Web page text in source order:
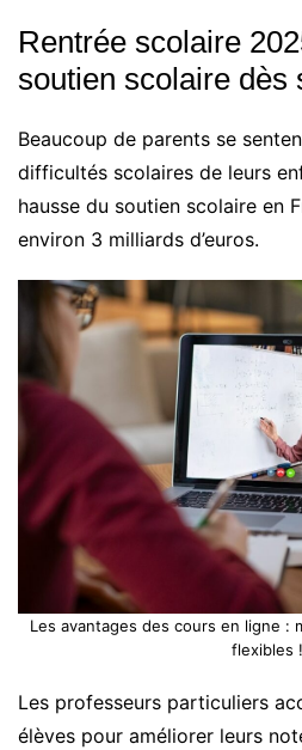
Rentrée scolaire
soutien scolaire dès
Beaucoup de parents se
difficultés scolaires de leurs
hausse du soutien scolaire en
environ 3 milliards d’euros.
Les avantages des cours en ligne :
flexibles !
Les professeurs particuliers
élèves pour améliorer leurs